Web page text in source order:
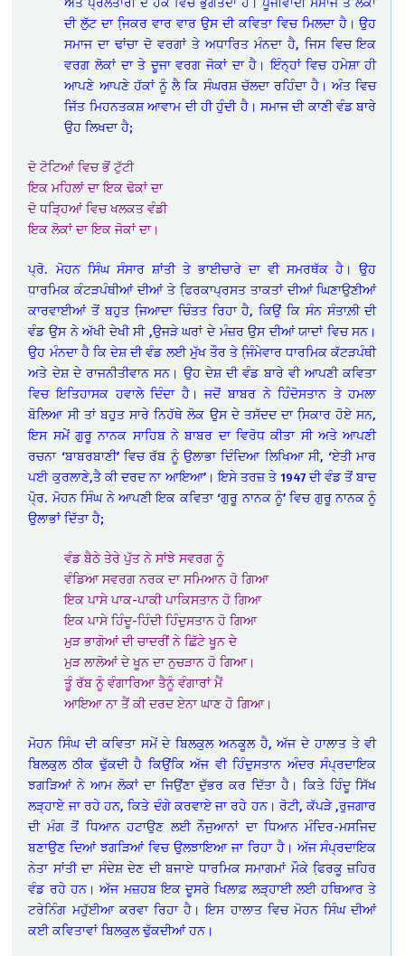
ਦੀ ਲੁੱਟ ਦਾ ਜਿ਼ਕਰ ਵਾਰ ਵਾਰ ਉਸ ਦੀ ਕਵਿਤਾ ਵਿਚ ਮਿਲਦਾ ਹੈ। ਉਹ
ਸਮਾਜ ਦਾ ਢਾਂਚਾ ਦੋ ਵਰਗਾਂ ਤੇ ਅਧਾਰਿਤ ਮੰਨਦਾ ਹੈ, ਜਿਸ ਵਿਚ ਇਕ
ਵਰਗ ਲੋਕਾਂ ਦਾ ਤੇ ਦੂਜਾ ਵਰਗ ਜੋਕਾਂ ਦਾ ਹੈ। ਇੰਨ੍ਹਾਂ ਵਿਚ ਹਮੇਸ਼ਾ ਹੀ
ਆਪਣੇ ਆਪਣੇ ਹੱਕਾਂ ਨੂੰ ਲੈ ਕਿ ਸੰਘਰਸ਼ ਚੱਲਦਾ ਰਹਿੰਦਾ ਹੈ। ਅੰਤ ਵਿਚ
ਜਿੱਤ ਮਿਹਨਤਕਸ਼ ਆਵਾਮ ਦੀ ਹੀ ਹੁੰਦੀ ਹੈ। ਸਮਾਜ ਦੀ ਕਾਣੀ ਵੰਡ ਬਾਰੇ
ਉਹ ਲਿਖਦਾ ਹੈ;
ਦੋ ਟੋਟਿਆਂ ਵਿਚ ਭੋਂ ਟੁੱਟੀ
ਇਕ ਮਹਿਲਾਂ ਦਾ ਇਕ ਢੋਕਾਂ ਦਾ
ਦੋ ਧੜ੍ਹਿਆਂ ਵਿਚ ਖਲਕਤ ਵੰਡੀ
ਇਕ ਲੋਕਾਂ ਦਾ ਇਕ ਜੋਕਾਂ ਦਾ।
ਪ੍ਰੋ. ਮੋਹਨ ਸਿੰਘ ਸੰਸਾਰ ਸ਼ਾਂਤੀ ਤੇ ਭਾਈਚਾਰੇ ਦਾ ਵੀ ਸਮਰਥੱਕ ਹੈ। ਉਹ
ਧਾਰਮਿਕ ਕੰਟੜਪੰਥੀਆਂ ਦੀਆਂ ਤੇ ਫਿ਼ਰਕਾਪ੍ਰਸਤ ਤਾਕਤਾਂ ਦੀਆਂ ਘਿਣਾਉਣੀਆਂ
ਕਾਰਵਾਈਆਂ ਤੋਂ ਬਹੁਤ ਜਿ਼ਆਦਾ ਚਿੰਤਤ ਰਿਹਾ ਹੈ, ਕਿਉਂ ਕਿ ਸੰਨ ਸੰਤਾਲ਼ੀ ਦੀ
ਵੰਡ ਉਸ ਨੇ ਅੱਖੀ ਦੇਖੀ ਸੀ ,ਉਜੜੇ ਘਰਾਂ ਦੇ ਮੰਜ਼ਰ ਉਸ ਦੀਆਂ ਯਾਦਾਂ ਵਿਚ ਸਨ।
ਉਹ ਮੰਨਦਾ ਹੈ ਕਿ ਦੇਸ਼ ਦੀ ਵੰਡ ਲਈ ਮੁੱਖ ਤੌਰ ਤੇ ਜਿ਼ੰਮੇਵਾਰ ਧਾਰਮਿਕ ਕੱਟੜਪੰਥੀ
ਅਤੇ ਦੇਸ਼ ਦੇ ਰਾਜਨੀਤੀਵਾਨ ਸਨ। ਉਹ ਦੇਸ਼ ਦੀ ਵੰਡ ਬਾਰੇ ਵੀ ਆਪਣੀ ਕਵਿਤਾ
ਵਿਚ ਇਤਿਹਾਸਕ ਹਵਾਲੇ ਦਿੰਦਾ ਹੈ। ਜਦੋਂ ਬਾਬਰ ਨੇ ਹਿੰਦੋਸਤਾਨ ਤੇ ਹਮਲਾ
ਬੋਲਿਆ ਸੀ ਤਾਂ ਬਹੁਤ ਸਾਰੇ ਨਿਹੱਥੇ ਲੋਕ ਉਸ ਦੇ ਤਸੱਦਦ ਦਾ ਸਿ਼ਕਾਰ ਹੋਏ ਸਨ,
ਇਸ ਸਮੇਂ ਗੁਰੂ ਨਾਨਕ ਸਾਹਿਬ ਨੇ ਬਾਬਰ ਦਾ ਵਿਰੋਧ ਕੀਤਾ ਸੀ ਅਤੇ ਆਪਣੀ
ਰਚਨਾ ‘ਬਾਬਰਬਾਣੀ’ ਵਿਚ ਰੱਬ ਨੂੰ ਉਲਾਭਾ ਦਿੰਦਿਆ ਲਿਖਿਆ ਸੀ, ‘ਏਤੀ ਮਾਰ
ਪਈ ਕੁਰਲਾਣੇ,ਤੈ ਕੀ ਦਰਦ ਨਾ ਆਇਆ’। ਇਸੇ ਤਰਜ਼ ਤੇ 1947 ਦੀ ਵੰਡ ਤੋਂ ਬਾਦ
ਪੋ੍ਰ. ਮੋਹਨ ਸਿੰਘ ਨੇ ਆਪਣੀ ਇਕ ਕਵਿਤਾ ‘ਗੁਰੂ ਨਾਨਕ ਨੂੰ’ ਵਿਚ ਗੁਰੂ ਨਾਨਕ ਨੂੰ
ਉਲਾਭਾਂ ਦਿੱਤਾ ਹੈ;
ਵੰਡ ਬੈਠੇ ਤੇਰੇ ਪੁੱਤ ਨੇ ਸਾਂਝੇ ਸਵਰਗ ਨੂੰ
ਵੰਡਿਆ ਸਵਰਗ ਨਰਕ ਦਾ ਸਮਿਆਨ ਹੋ ਗਿਆ
ਇਕ ਪਾਸੇ ਪਾਕ-ਪਾਕੀ ਪਾਕਿਸਤਾਨ ਹੋ ਗਿਆ
ਇਕ ਪਾਸੇ ਹਿੰਦੂ-ਹਿੰਦੀ ਹਿੰਦੁਸਤਾਨ ਹੋ ਗਿਆ
ਮੁੜ ਭਾਗੋਆਂ ਦੀ ਚਾਦਰੀਂ ਨੇ ਛਿੱਟੇ ਖੂਨ ਦੇ
ਮੁੜ ਲਾਲੋਆਂ ਦੇ ਖੂਨ ਦਾ ਨੁਚੜਾਨ ਹੋ ਗਿਆ।
ਤੂੰ ਰੱਬ ਨੂੰ ਵੰਗਾਰਿਆ ਤੈਨੂੰ ਵੰਗਾਰਾਂ ਮੈਂ
ਆਇਆ ਨਾ ਤੈਂ ਕੀ ਦਰਦ ਏਨਾ ਘਾਣ ਹੋ ਗਿਆ।
ਮੋਹਨ ਸਿੰਘ ਦੀ ਕਵਿਤਾ ਸਮੇਂ ਦੇ ਬਿਲਕੁਲ ਅਨਕੂਲ ਹੈ, ਅੱਜ ਦੇ ਹਾਲਾਤ ਤੇ ਵੀ
ਬਿਲਕੁਲ ਠੀਕ ਢੁੱਕਦੀ ਹੈ ਕਿਉਂਕਿ ਅੱਜ ਵੀ ਹਿੰਦੁਸਤਾਨ ਅੰਦਰ ਸੰਪ੍ਰਦਾਇਕ
ਝਗੜਿਆਂ ਨੇ ਆਮ ਲੋਕਾਂ ਦਾ ਜਿਉਂਣਾ ਦੁੱਭਰ ਕਰ ਦਿੱਤਾ ਹੈ। ਕਿਤੇ ਹਿੰਦੂ ਸਿੱਖ
ਲੜ੍ਹਾਏ ਜਾ ਰਹੇ ਹਨ, ਕਿਤੇ ਦੰਗੇ ਕਰਵਾਏ ਜਾ ਰਹੇ ਹਨ। ਰੋਟੀ, ਕੱਪੜੇ ,ਰੁਜਗਾਰ
ਦੀ ਮੰਗ ਤੋਂ ਧਿਆਨ ਹਟਾਉਣ ਲਈ ਨੌਜੁਆਨਾਂ ਦਾ ਧਿਆਨ ਮੰਦਿਰ-ਮਸਜਿਦ
ਬਣਾਉਣ ਦਿਆਂ ਝਗੜਿਆਂ ਵਿਚ ਉਲਝਾਇਆ ਜਾ ਰਿਹਾ ਹੈ। ਅੱਜ ਸੰਪ੍ਰਦਾਇਕ
ਨੇਤਾ ਸਾਂਤੀ ਦਾ ਸੰਦੇਸ਼ ਦੇਣ ਦੀ ਬਜਾਏ ਧਾਰਮਿਕ ਸਮਾਗਮਾਂ ਮੌਕੇ ਫਿ਼ਰਕੂ ਜ਼ਹਿਰ
ਵੰਡ ਰਹੇ ਹਨ। ਅੱਜ ਮਜ਼ਹਬ ਇਕ ਦੂਸਰੇ ਖਿਲਾਫ਼ ਲੜ੍ਹਾਈ ਲਈ ਹਥਿਆਰ ਤੇ
ਟਰੇਨਿੰਗ ਮਹੁੱਈਆ ਕਰਵਾ ਰਿਹਾ ਹੈ। ਇਸ ਹਾਲਾਤ ਵਿਚ ਮੋਹਨ ਸਿੰਘ ਦੀਆਂ
ਕਈ ਕਵਿਤਾਵਾਂ ਬਿਲਕੁਲ ਢੁੱਕਦੀਆਂ ਹਨ।